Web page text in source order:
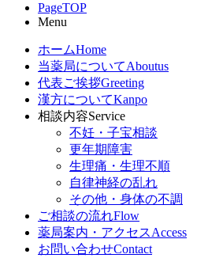
PageTOP
Menu
ホームHome
当薬局についてAboutus
代表ご挨拶Greeting
漢方についてKanpo
相談内容Service
不妊・子宝相談
更年期障害
生理痛・生理不順
自律神経の乱れ
その他・身体の不調
ご相談の流れFlow
薬局案内・アクセスAccess
お問い合わせContact